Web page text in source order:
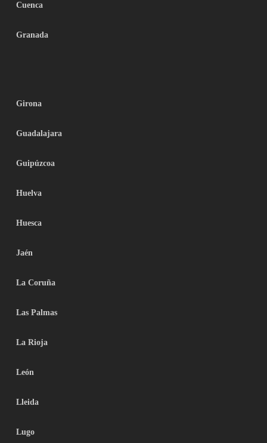
Cuenca
Granada
Girona
Guadalajara
Guipúzcoa
Huelva
Huesca
Jaén
La Coruña
Las Palmas
La Rioja
León
Lleida
Lugo